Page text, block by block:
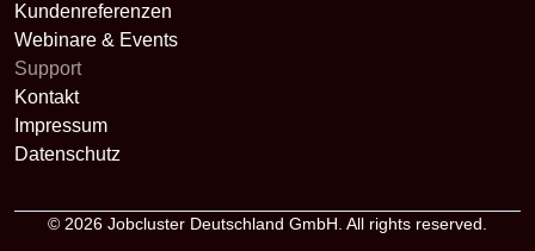
Kundenreferenzen
Webinare & Events
Support
Kontakt
Impressum
Datenschutz
© 2026 Jobcluster Deutschland GmbH. All rights reserved.